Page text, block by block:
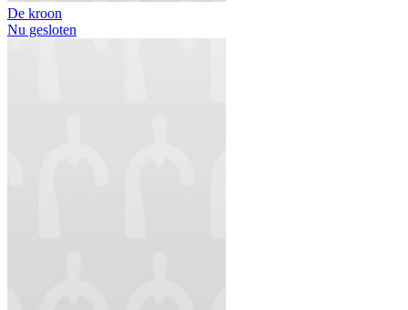
De kroon
Nu gesloten